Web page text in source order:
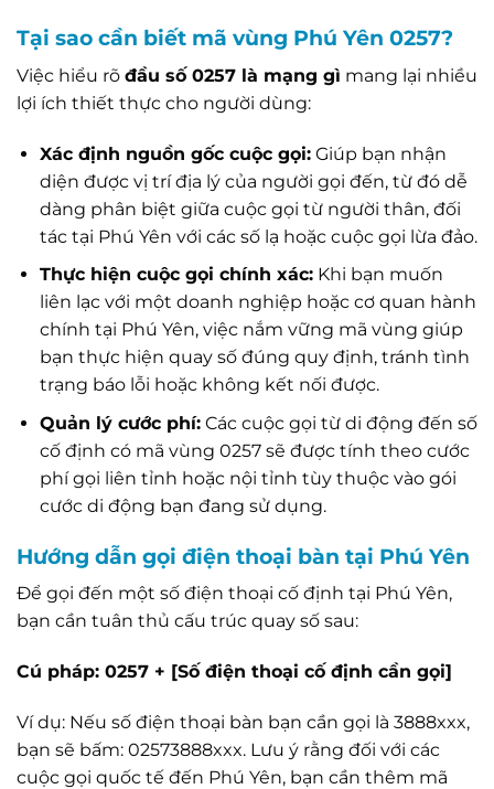
Tại sao cần biết mã vùng Phú Yên 0257?
Việc hiểu rõ đầu số 0257 là mạng gì mang lại nhiều
lợi ích thiết thực cho người dùng:
Xác định nguồn gốc cuộc gọi:Giúp bạn nhận
diện được vị trí địa lý của người gọi đến, từ đó dễ
dàng phân biệt giữa cuộc gọi từ người thân, đối
tác tại Phú Yên với các số lạ hoặc cuộc gọi lừa đảo.
Thực hiện cuộc gọi chính xác:Khi bạn muốn
liên lạc với một doanh nghiệp hoặc cơ quan hành
chính tại Phú Yên, việc nắm vững mã vùng giúp
bạn thực hiện quay số đúng quy định, tránh tình
trạng báo lỗi hoặc không kết nối được.
Quản lý cước phí:Các cuộc gọi từ di động đến số
cố định có mã vùng 0257 sẽ được tính theo cước
phí gọi liên tỉnh hoặc nội tỉnh tùy thuộc vào gói
cước di động bạn đang sử dụng.
Hướng dẫn gọi điện thoại bàn tại Phú Yên
Để gọi đến một số điện thoại cố định tại Phú Yên,
bạn cần tuân thủ cấu trúc quay số sau:
Cú pháp: 0257 + [Số điện thoại cố định cần gọi]
Ví dụ: Nếu số điện thoại bàn bạn cần gọi là 3888xxx,
bạn sẽ bấm: 02573888xxx. Lưu ý rằng đối với các
cuộc gọi quốc tế đến Phú Yên, bạn cần thêm mã